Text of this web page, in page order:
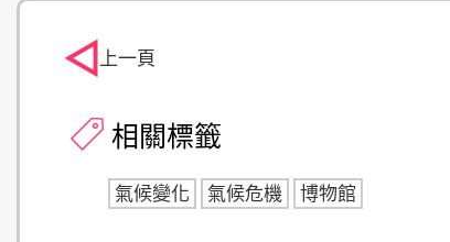
相關標籤
氣候變化 氣候危機 博物館
上一頁